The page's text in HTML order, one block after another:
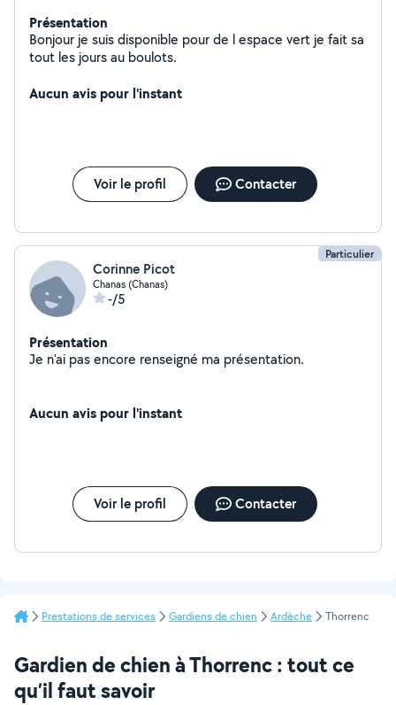
Présentation
Bonjour je suis disponible pour de l espace vert je fait sa
tout les jours au boulots.
Aucun avis pour l'instant
Voir le profil Contacter
Particulier
Corinne Picot
Chanas (Chanas)
-/5
Présentation
Je n'ai pas encore renseigné ma présentation.
Aucun avis pour l'instant
Voir le profil Contacter
Prestations de services Gardiens de chien Ardèche Thorrenc
Gardien de chien à Thorrenc : tout ce
qu’il faut savoir